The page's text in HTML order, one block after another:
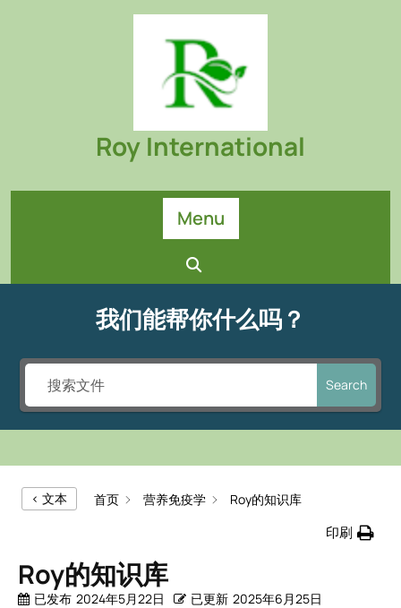
Roy International
Menu
我们能帮你什么吗？
Search
< 文本 首页 营养免疫学 Roy的知识库
印刷
Roy的知识库
已发布 2024年5月22日 已更新 2025年6月25日